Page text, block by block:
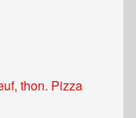
thon. Pizza